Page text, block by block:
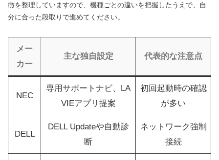
徴を整理していますので、機種ごとの違いを把握したうえで、自
分に合った段取りで進めてください。
メー
カー
主な独自設定 代表的な注意点
NEC
専用サポートナビ、LA
VIEアプリ提案
初回起動時の確認
が多い
DELL
DELL Updateや自動診
断
ネットワーク強制
接続